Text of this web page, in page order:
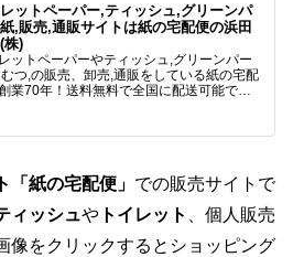
レットペーパー,ティッシュ,グリーンパ
,販売,通販サイトは紙の宅配便の浜田
株)
ットペーパーやティッシュ,グリーンパー
つ,の販売、卸売,通販をしている紙の宅配
業70年！送料無料で全国に配送可能で
んでまいりま…
「紙の宅配便」 での販売サイトで
ィッシュや トイレット
、個人販売
像をクリックするとショッピング